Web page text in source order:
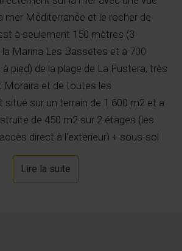
mer Méditerranée et le rocher de
à seulement 150 mètres (3
Marina Les Bassetes et à 700
pied) de la plage de La Fustera, très
Moraira et de toutes les
sur un terrain de 1 600 m2 et a
de 450 m2 sur 2 étages (les
direct à l'extérieur) + sous-sol
au rez-de-chaussée il y a un hall, 1
avec salle de bain en suite, 1 toilette
Lire la suite